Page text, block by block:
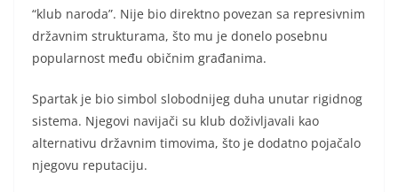
“klub naroda”. Nije bio direktno povezan sa represivnim
državnim strukturama, što mu je donelo posebnu
popularnost među običnim građanima.
Spartak je bio simbol slobodnijeg duha unutar rigidnog
sistema. Njegovi navijači su klub doživljavali kao
alternativu državnim timovima, što je dodatno pojačalo
njegovu reputaciju.